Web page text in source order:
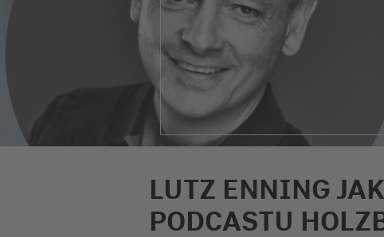
LUTZ ENNING
PODCASTU